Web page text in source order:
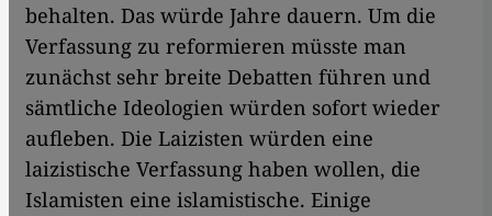
behalten. Das würde Jahre dauern. Um die
Verfassung zu reformieren müsste man
zunächst sehr breite Debatten führen und
sämtliche Ideologien würden sofort wieder
aufleben. Die Laizisten würden eine
laizistische Verfassung haben wollen, die
Islamisten eine islamistische. Einige